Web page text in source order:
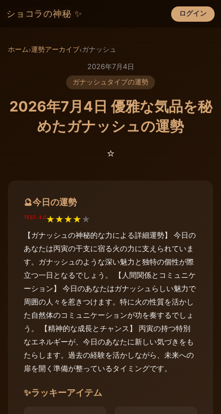
ショコラの神秘 ✨ ログイン
×
ホーム›運勢アーカイブ›ガナッシュ
2026年7月4日
ガナッシュタイプの運勢
2026年7月4日 優雅な気品を秘
めたガナッシュの運勢
⭐️
🔮今日の運勢
TEST: 4.0★★★★★
【ガナッシュの神秘的な力による詳細運勢】 今日の
あなたは丙寅の干支に宿る火の力に支えられていま
す。ガナッシュのような深い魅力と独特の個性が際
立つ一日となるでしょう。 【人間関係とコミュニケ
ーション】 今日のあなたはガナッシュらしい魅力で
周囲の人々を惹きつけます。特に火の性質を活かし
た自然体のコミュニケーションが功を奏するでしょ
う。 【精神的な成長とチャンス】 丙寅の持つ特別
なエネルギーが、今日のあなたに新しい気づきをも
たらします。過去の経験を活かしながら、未来への
扉を開く準備が整っているタイミングです。
✨ラッキーアイテム